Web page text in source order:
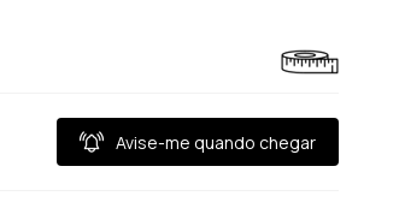
Avise-me quando chegar